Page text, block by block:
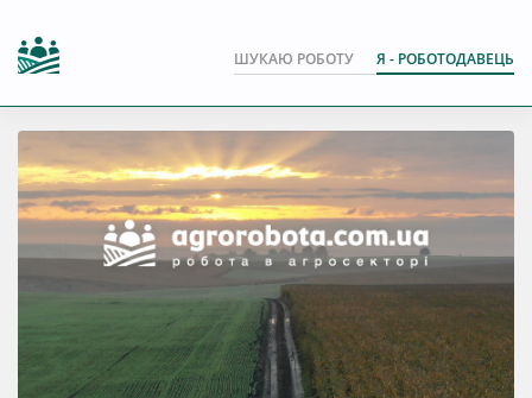
ШУКАЮ РОБОТУ Я - РОБОТОДАВЕЦЬ